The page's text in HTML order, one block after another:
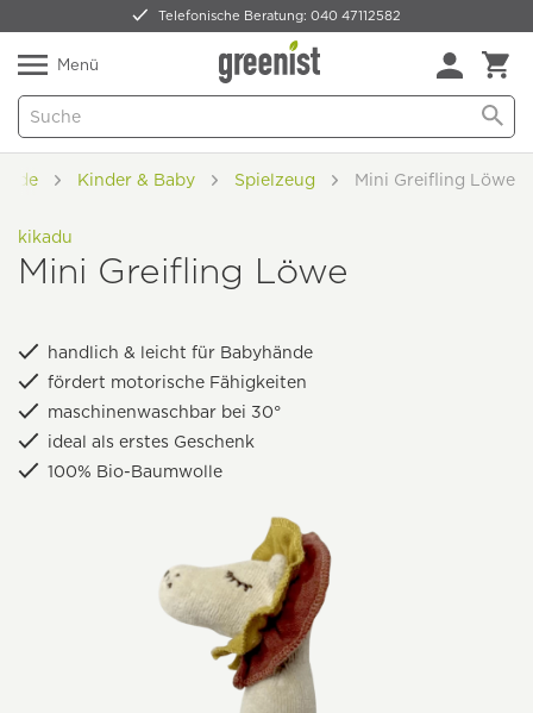
Telefonische Beratung: 040 47112582
Natürlich Pflanzlich Lecker
Menü
Kinder & Baby Spielzeug Mini Greifling Löwe
kikadu
Mini Greifling Löwe
handlich & leicht für Babyhände
fördert motorische Fähigkeiten
maschinenwaschbar bei 30°
ideal als erstes Geschenk
100% Bio-Baumwolle